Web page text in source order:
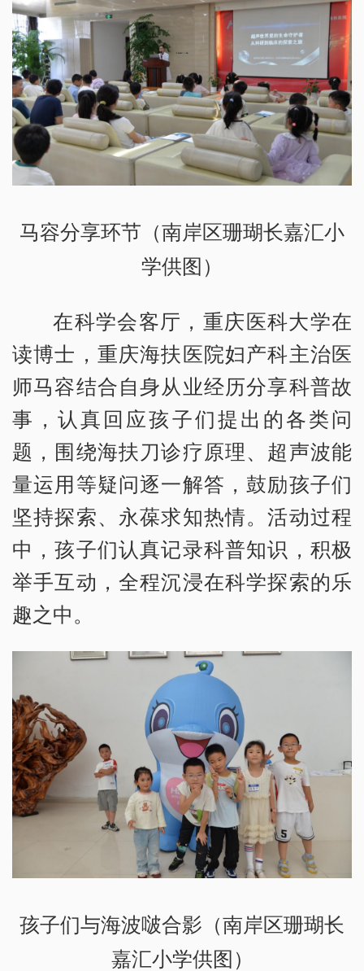
马容分享环节（南岸区珊瑚长嘉汇小
学供图）
在科学会客厅，重庆医科大学在
读博士，重庆海扶医院妇产科主治医
师马容结合自身从业经历分享科普故
事，认真回应孩子们提出的各类问
题，围绕海扶刀诊疗原理、超声波能
量运用等疑问逐一解答，鼓励孩子们
坚持探索、永葆求知热情。活动过程
中，孩子们认真记录科普知识，积极
举手互动，全程沉浸在科学探索的乐
趣之中。
孩子们与海波啵合影（南岸区珊瑚长
嘉汇小学供图）